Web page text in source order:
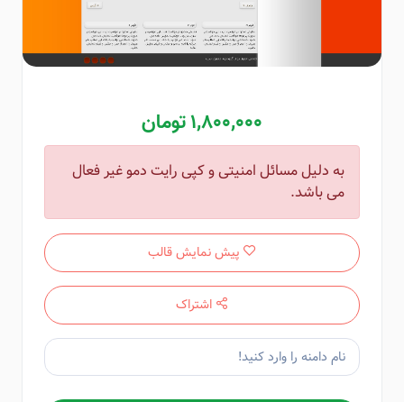
1,800,000 تومان
به دلیل مسائل امنیتی و کپی رایت دمو غیر فعال
می باشد.
پیش نمایش قالب
اشتراک